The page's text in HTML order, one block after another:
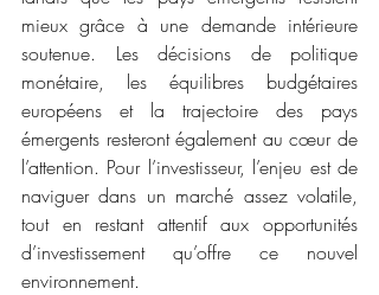
mieux grâce à une demande intérieure
soutenue. Les décisions de politique
monétaire, les équilibres budgétaires
européens et la trajectoire des pays
émergents resteront également au cœur de
l’attention. Pour l’investisseur, l’enjeu est de
naviguer dans un marché assez volatile,
tout en restant attentif aux opportunités
d’investissement qu’offre ce nouvel
environnement.